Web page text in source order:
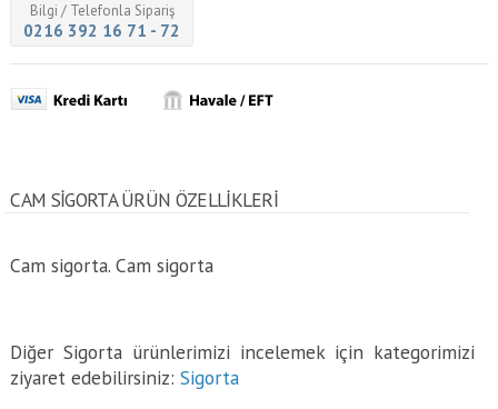
Bilgi / Telefonla Sipariş
0216 392 16 71 - 72
CAM SIGORTA ÜRÜN ÖZELLİKLERİ
Cam sigorta. Cam sigorta
Diğer Sigorta ürünlerimizi incelemek için kategorimizi
ziyaret edebilirsiniz:Sigorta